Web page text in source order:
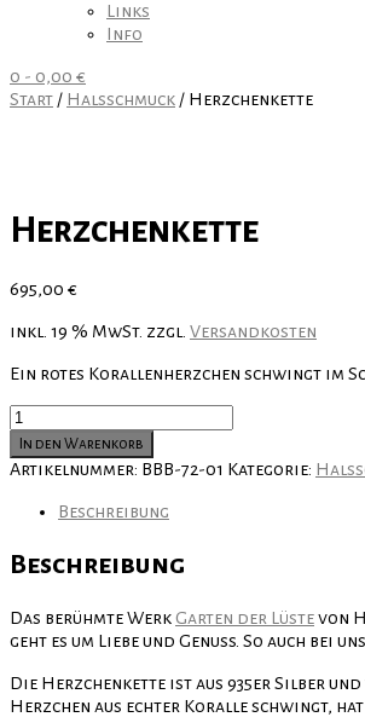
Links
Info
0 - 0,00 €
Start / Halsschmuck / Herzchenkette
Herzchenkette
695,00 €
inkl. 19 % MwSt. zzgl. Versandkosten
Ein rotes Korallenherzchen schwingt im
Herzchenkette
Menge
In den Warenkorb
Artikelnummer: BBB-72-01 Kategorie:
Beschreibung
Beschreibung
Das berühmte WerkGarten der Lüstevon
geht es um Liebe und Genuss. So auch bei
Die Herzchenkette ist aus 935er Silber
Herzchen aus echter Koralle schwingt,